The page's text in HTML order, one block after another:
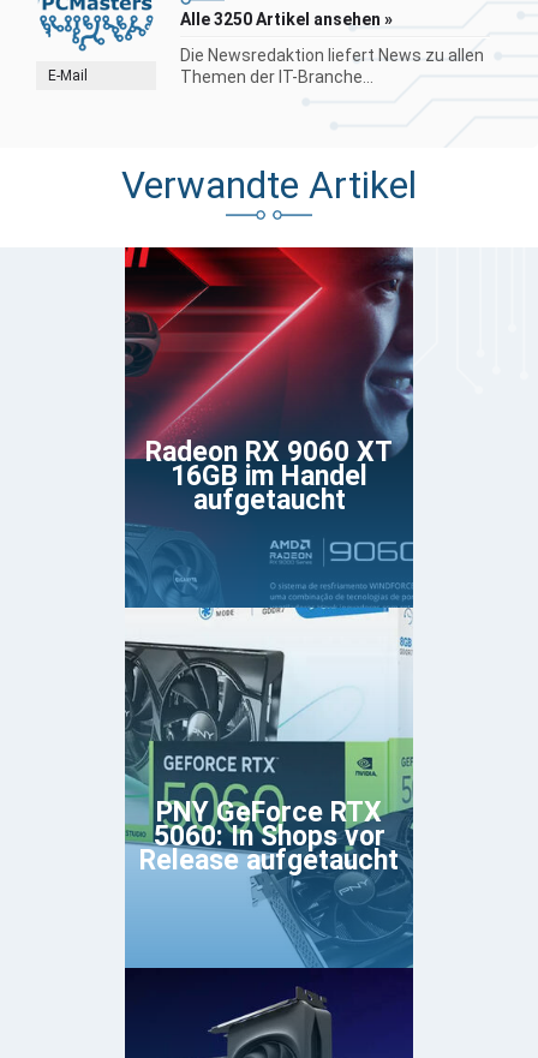
E-Mail
Alle 3250 Artikel ansehen »
Die Newsredaktion liefert News zu allen
Themen der IT-Branche...
Verwandte Artikel
Radeon RX 9060 XT
16GB im Handel
aufgetaucht
PNY GeForce RTX
5060: In Shops vor
Release aufgetaucht